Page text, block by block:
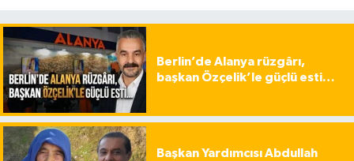
Berlin’de Alanya rüzgârı,
başkan Özçelik’le güçlü esti…
Başkan Yardımcısı Abdullah